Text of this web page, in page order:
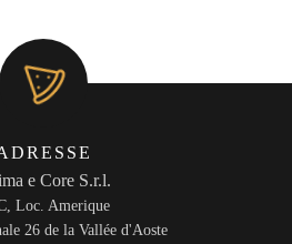
e Core S.r.l.
Loc. Amerique
26 de la Vallée d'Aoste